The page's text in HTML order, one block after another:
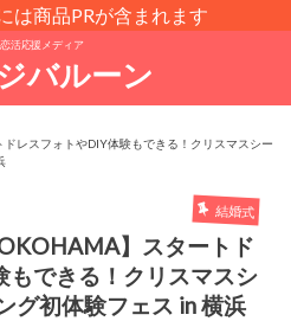
は商品PRが含まれます
活応援メディア
バルーン
ドレスフォトやDIY体験もできる！クリスマスシー
結婚式
】スタートド
もできる！クリスマスシ
グ初体験フェス in 横浜